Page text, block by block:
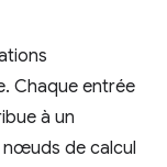
Chaque entrée
à un
nœuds de calcul